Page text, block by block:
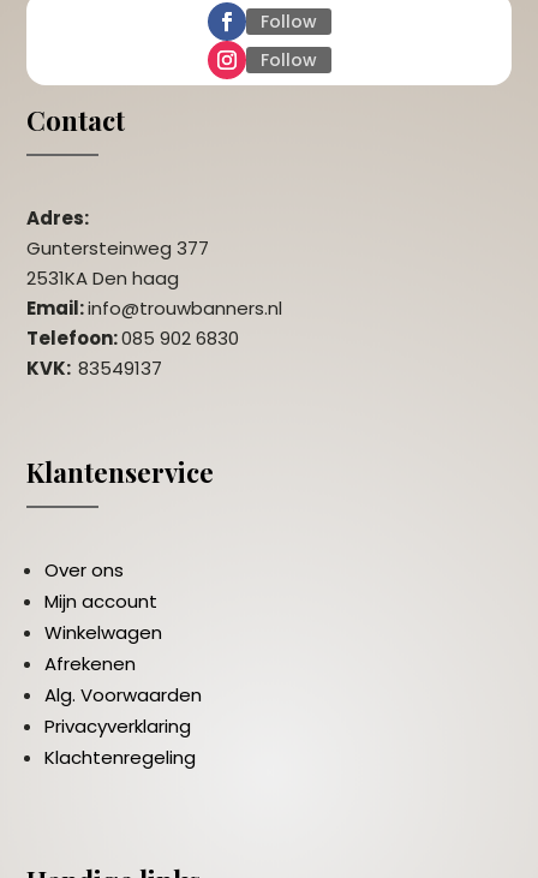
Follow
Follow
Contact
Adres:
Guntersteinweg 377
2531KA Den haag
Email:info@trouwbanners.nl
Telefoon:085 902 6830
KVK:83549137
Klantenservice
Over ons
Mijn account
Winkelwagen
Afrekenen
Alg. Voorwaarden
Privacyverklaring
Klachtenregeling